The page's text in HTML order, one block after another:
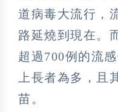
道病毒大流行，
路延燒到現在。
超過700例的流
上長者為多，且
苗。